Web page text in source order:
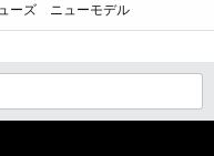
ーズ ニューモデル